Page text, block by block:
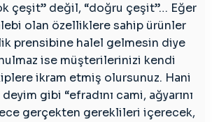
çeşit” değil, “doğru çeşit”… Eğer
olan özelliklere sahip ürünler
prensibine halel gelmesin diye
ise müşterilerinizi kendi
ikram etmiş olursunuz. Hani
gibi “efradını cami, ağyarını
gerçekten gereklileri içerecek,